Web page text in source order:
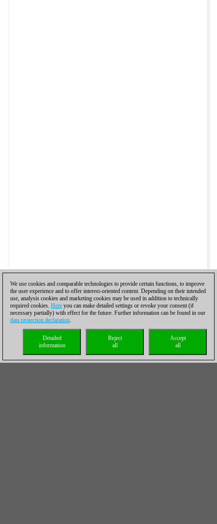
We use cookies and comparable technologies to provide certain functions, to improve
the user experience and to offer interest-oriented content. Depending on their intended
use, analysis cookies and marketing cookies may be used in addition to technically
required cookies. Here you can make detailed settings or revoke your consent (if
necessary partially) with effect for the future. Further information can be found in our
data protection declaration.
Accept
all
Reject
all
Detailed
information